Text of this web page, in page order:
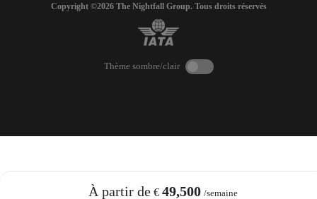
À partir de € 49,500 /semaine
Copyright ©2026 The Nightfall Group. Tous droits réservés
Thème sombre/clair